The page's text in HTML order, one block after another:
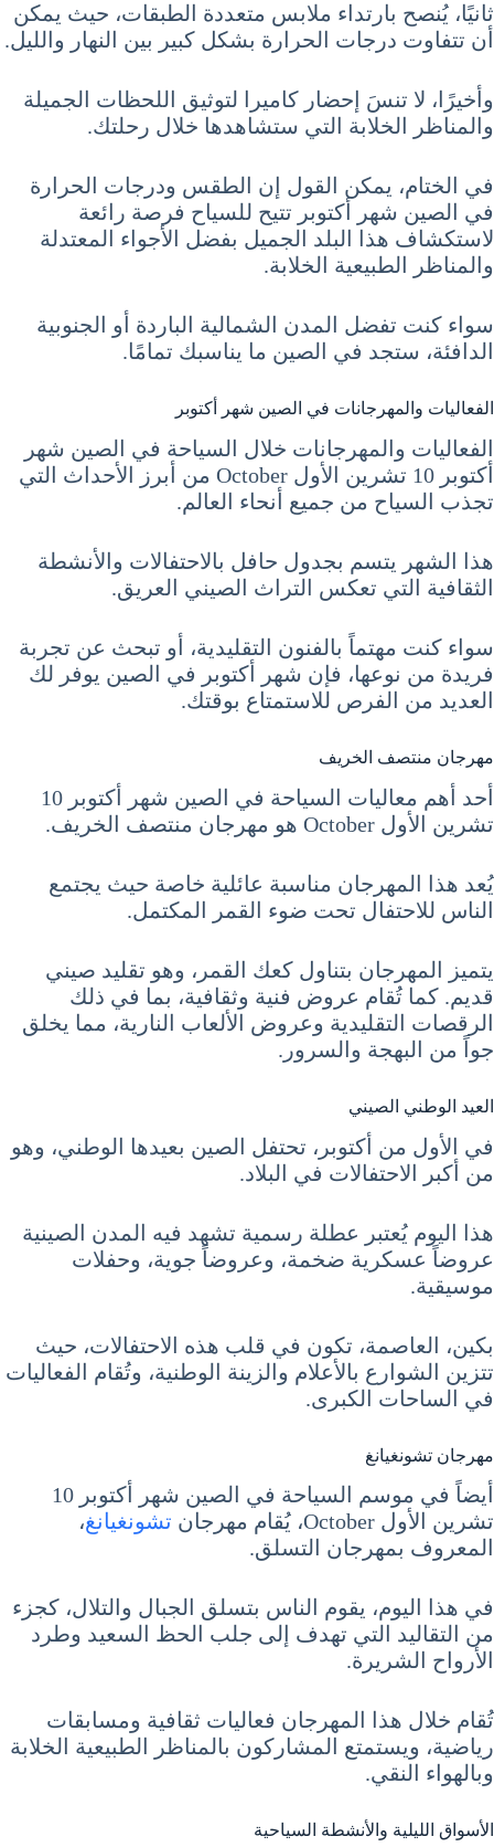
ثانيًا، يُنصح بارتداء ملابس متعددة الطبقات، حيث يمكن
أن تتفاوت درجات الحرارة بشكل كبير بين النهار والليل.
وأخيرًا، لا تنسَ إحضار كاميرا لتوثيق اللحظات الجميلة
والمناظر الخلابة التي ستشاهدها خلال رحلتك.
في الختام، يمكن القول إن الطقس ودرجات الحرارة
في الصين شهر أكتوبر تتيح للسياح فرصة رائعة
لاستكشاف هذا البلد الجميل بفضل الأجواء المعتدلة
والمناظر الطبيعية الخلابة.
سواء كنت تفضل المدن الشمالية الباردة أو الجنوبية
الدافئة، ستجد في الصين ما يناسبك تمامًا.
الفعاليات والمهرجانات في الصين شهر أكتوبر
الفعاليات والمهرجانات خلال السياحة في الصين شهر
أكتوبر 10 تشرين الأول October من أبرز الأحداث التي
تجذب السياح من جميع أنحاء العالم.
هذا الشهر يتسم بجدول حافل بالاحتفالات والأنشطة
الثقافية التي تعكس التراث الصيني العريق.
سواء كنت مهتماً بالفنون التقليدية، أو تبحث عن تجربة
فريدة من نوعها، فإن شهر أكتوبر في الصين يوفر لك
العديد من الفرص للاستمتاع بوقتك.
مهرجان منتصف الخريف
أحد أهم معاليات السياحة في الصين شهر أكتوبر 10
تشرين الأول October هو مهرجان منتصف الخريف.
يُعد هذا المهرجان مناسبة عائلية خاصة حيث يجتمع
الناس للاحتفال تحت ضوء القمر المكتمل.
يتميز المهرجان بتناول كعك القمر، وهو تقليد صيني
قديم. كما تُقام عروض فنية وثقافية، بما في ذلك
الرقصات التقليدية وعروض الألعاب النارية، مما يخلق
جواً من البهجة والسرور.
العيد الوطني الصيني
في الأول من أكتوبر، تحتفل الصين بعيدها الوطني، وهو
من أكبر الاحتفالات في البلاد.
هذا اليوم يُعتبر عطلة رسمية تشهد فيه المدن الصينية
عروضاً عسكرية ضخمة، وعروضاً جوية، وحفلات
موسيقية.
بكين، العاصمة، تكون في قلب هذه الاحتفالات، حيث
تتزين الشوارع بالأعلام والزينة الوطنية، وتُقام الفعاليات
في الساحات الكبرى.
مهرجان تشونغيانغ
أيضاً في موسم السياحة في الصين شهر أكتوبر 10
تشرين الأول October، يُقام مهرجان
تشونغيانغ،
المعروف بمهرجان التسلق.
في هذا اليوم، يقوم الناس بتسلق الجبال والتلال، كجزء
من التقاليد التي تهدف إلى جلب الحظ السعيد وطرد
الأرواح الشريرة.
تُقام خلال هذا المهرجان فعاليات ثقافية ومسابقات
رياضية، ويستمتع المشاركون بالمناظر الطبيعية الخلابة
وبالهواء النقي.
الأسواق الليلية والأنشطة السياحية